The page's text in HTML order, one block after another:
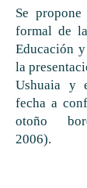
Se
formal de
Educación
la
Ushuaia y
fecha a
otoño
2006).